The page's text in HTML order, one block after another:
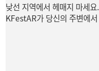
낮선 지역에서 헤매지 마세요.
KFestAR가 당신의 주변에서